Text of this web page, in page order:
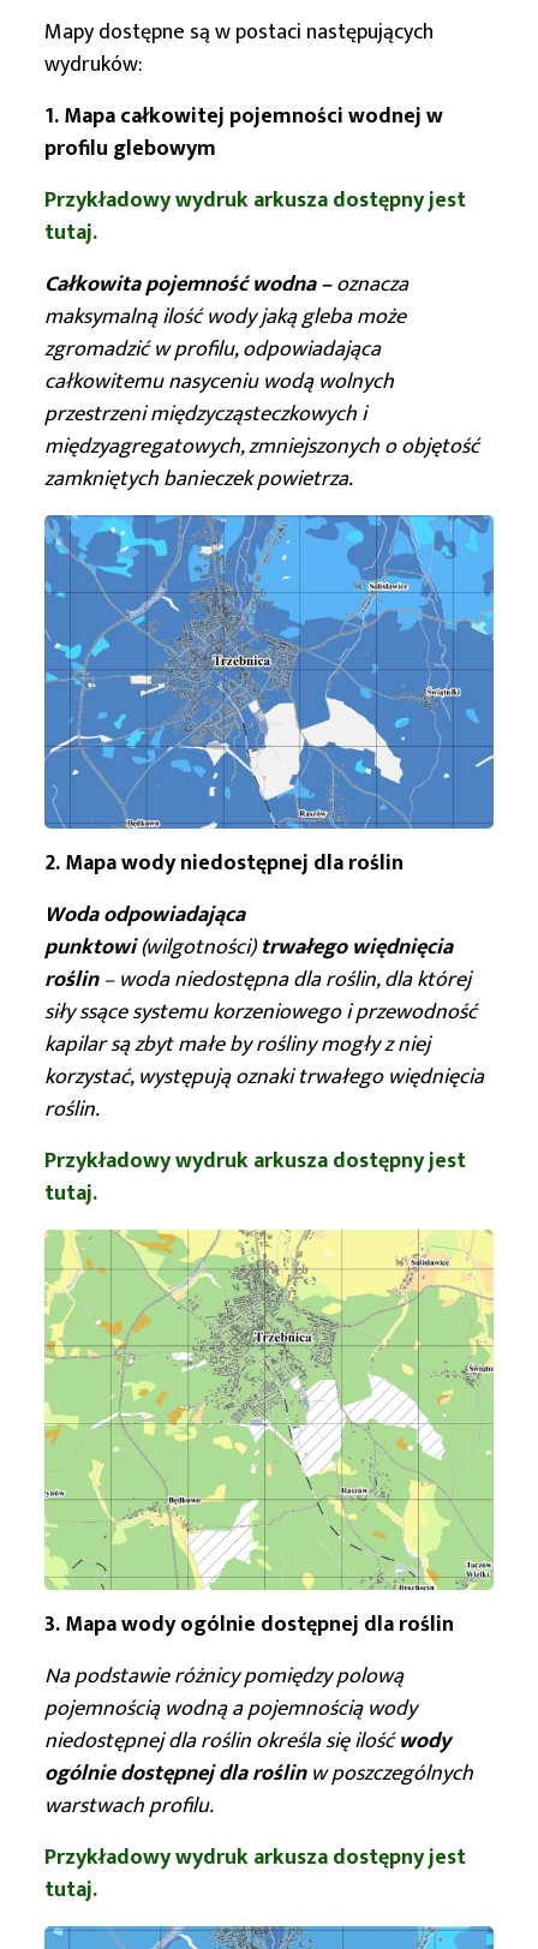
Mapy dostępne są w postaci następujących
wydruków:
1. Mapa całkowitej pojemności wodnej w
profilu glebowym
Przykładowy wydruk arkusza dostępny jest
tutaj.
Całkowita pojemność wodna –oznacza
maksymalną ilość wody jaką gleba może
zgromadzić w profilu, odpowiadająca
całkowitemu nasyceniu wodą wolnych
przestrzeni międzycząsteczkowych i
międzyagregatowych, zmniejszonych o objętość
zamkniętych banieczek powietrza.
2. Mapa wody niedostępnej dla roślin
Woda odpowiadająca
punktowi(wilgotności)trwałego więdnięcia
roślin– woda niedostępna dla roślin, dla której
siły ssące systemu korzeniowego i przewodność
kapilar są zbyt małe by rośliny mogły z niej
korzystać, występują oznaki trwałego więdnięcia
roślin.
Przykładowy wydruk arkusza dostępny jest
tutaj.
3. Mapa wody ogólnie dostępnej dla roślin
Na podstawie różnicy pomiędzy polową
pojemnością wodną a pojemnością wody
niedostępnej dla roślin określa się ilośćwody
ogólnie dostępnej dla roślinw poszczególnych
warstwach profilu.
Przykładowy wydruk arkusza dostępny jest
tutaj.